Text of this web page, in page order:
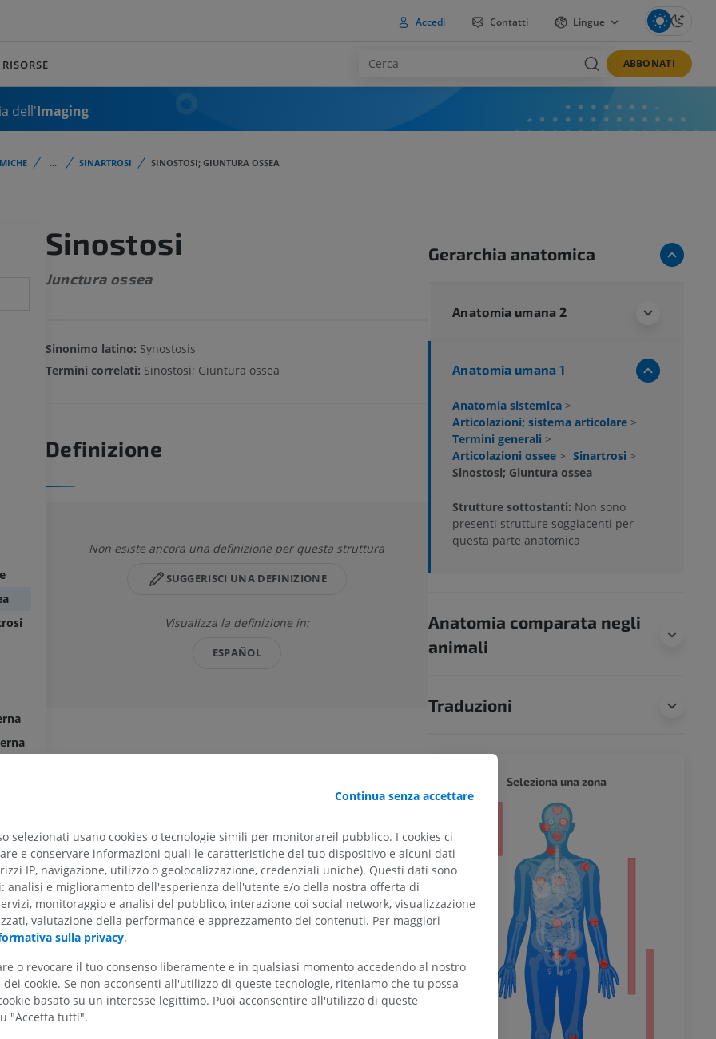
Accedi Contatti Lingue
RISORSE ABBONATI
dell'Imaging
... SINARTROSI SINOSTOSI; GIUNTURA OSSEA
Sinostosi
Junctura ossea
Sinonimo latino: Synostosis
Termini correlati: Sinostosi; Giuntura ossea
Definizione
Non esiste ancora una definizione per questa struttura
SUGGERISCI UNA DEFINIZIONE
Visualizza la definizione in:
ESPAÑOL
Gerarchia anatomica
Anatomia umana 2
Anatomia umana 1
Anatomia sistemica >
Articolazioni; sistema articolare >
Termini generali >
Articolazioni ossee > Sinartrosi >
Sinostosi; Giuntura ossea
Strutture sottostanti: Non sono
presenti strutture soggiacenti per
questa parte anatomica
Anatomia comparata negli
animali
Traduzioni
RM
PREMIUM
RMN della spalla
RM
PREMIUM
RMN del polso
RM
PREMIUM
Illustrazioni
PREMIUM
Radiografia dell’arto
inferiore
Radiografie
RMN dell’arto inferiore
RM
Seleziona una zona
Continua senza accettare
selezionati usano cookies o tecnologie simili per monitorareil pubblico. I cookies ci
e conservare informazioni quali le caratteristiche del tuo dispositivo e alcuni dati
IP, navigazione, utilizzo o geolocalizzazione, credenziali uniche). Questi dati sono
analisi e miglioramento dell'esperienza dell'utente e/o della nostra offerta di
monitoraggio e analisi del pubblico, interazione coi social network, visualizzazione
valutazione della performance e apprezzamento dei contenuti. Per maggiori
sulla privacy.
o revocare il tuo consenso liberamente e in qualsiasi momento accedendo al nostro
cookie. Se non acconsenti all'utilizzo di queste tecnologie, riteniamo che tu possa
basato su un interesse legittimo. Puoi acconsentire all'utilizzo di queste
"Accetta tutti".